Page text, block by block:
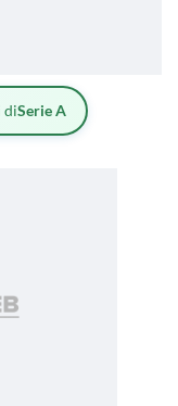
diSerie A